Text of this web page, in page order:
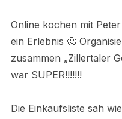
Online kochen mit
ein Erlebnis 🙂
zusammen „Zillertaler
war SUPER!!!!!!!
Die Einkaufsliste sah